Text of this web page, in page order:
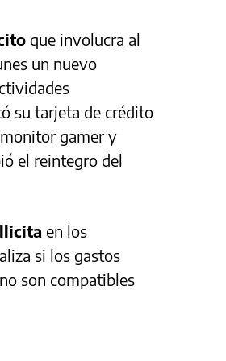
que involucra al
un nuevo
su tarjeta de crédito
gamer y
el reintegro del
en los
si los gastos
son compatibles